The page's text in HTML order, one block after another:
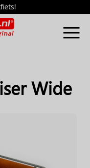
Wide